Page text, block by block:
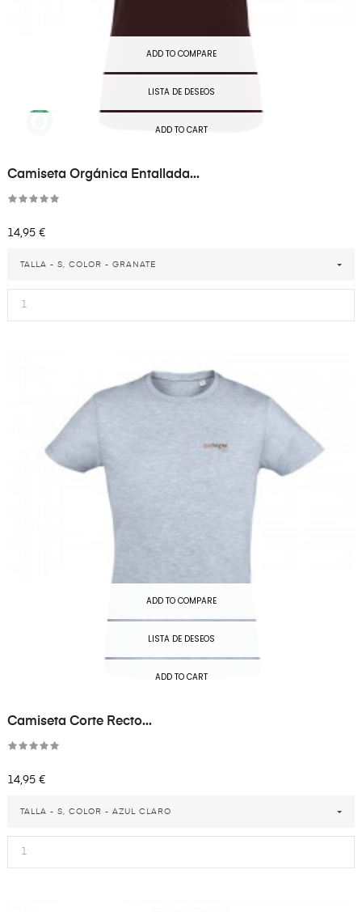
ADD TO COMPARE
LISTA DE DESEOS
ADD TO CART
Camiseta Orgánica Entallada...
Precio
14,95 €
TALLA - S, COLOR - GRANATE
ADD TO COMPARE
LISTA DE DESEOS
ADD TO CART
Camiseta Corte Recto...
Precio
14,95 €
TALLA - S, COLOR - AZUL CLARO